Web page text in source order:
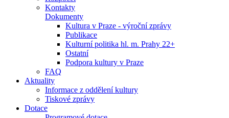
Kontakty
Dokumenty
Kultura v Praze - výroční zprávy
Publikace
Kulturní politika hl. m. Prahy 22+
Ostatní
Podpora kultury v Praze
FAQ
Aktuality
Informace z oddělení kultury
Tiskové zprávy
Dotace